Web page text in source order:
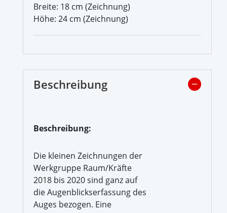
Breite: 18 cm (Zeichnung)
Höhe: 24 cm (Zeichnung)
Beschreibung
Beschreibung:
Die kleinen Zeichnungen der
Werkgruppe Raum/Kräfte
2018 bis 2020 sind ganz auf
die Augenblickserfassung des
Auges bezogen. Eine